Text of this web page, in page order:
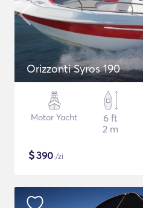
Orizzonti Syros 190
Motor Yacht
6 ft
2 m
$390 /zi